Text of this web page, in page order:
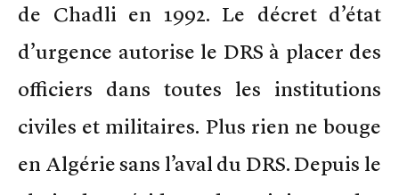
de Chadli en 1992. Le décret d’état
d’urgence autorise le DRS à placer des
officiers dans toutes les institutions
civiles et militaires. Plus rien ne bouge
en Algérie sans l’aval du DRS. Depuis le